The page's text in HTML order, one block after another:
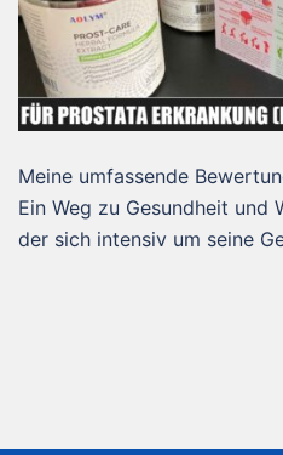
Meine umfassende
Ein Weg zu Gesundheit und
der sich intensiv um seine